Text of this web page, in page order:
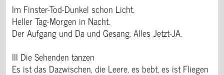
Im Finster-Tod-Dunkel schon Licht.
Heller Tag-Morgen in Nacht.
Der Aufgang und Da und Gesang. Alles Jetzt-JA.
III Die Sehenden tanzen
Es ist das Dazwischen, die Leere, es bebt, es ist Fliegen